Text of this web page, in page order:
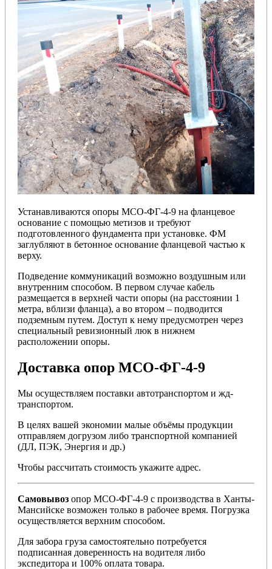
Устанавливаются опоры МСО-ФГ-4-9 на фланцевое
основание с помощью метизов и требуют
подготовленного фундамента при установке. ФМ
заглубляют в бетонное основание фланцевой частью к
верху.
Подведение коммуникаций возможно воздушным или
внутренним способом. В первом случае кабель
размещается в верхней части опоры (на расстоянии 1
метра, вблизи фланца), а во втором – подводится
подземным путем. Доступ к нему предусмотрен через
специальный ревизионный люк в нижнем
расположении опоры.
Доставка опор МСО-ФГ-4-9
Мы осуществляем поставки автотранспортом и жд-
транспортом.
В целях вашей экономии малые объёмы продукции
отправляем догрузом либо транспортной компанией
(ДЛ, ПЭК, Энергия и др.)
Чтобы рассчитать стоимость укажите адрес.
Самовывоз опор МСО-ФГ-4-9 с производства в Ханты-
Мансийске возможен только в рабочее время. Погрузка
осуществляется верхним способом.
Для забора груза самостоятельно потребуется
подписанная доверенность на водителя либо
экспедитора и 100% оплата товара.